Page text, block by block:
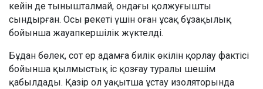
кейін де тынышталмай, ондағы қолжуғышты
сындырған. Осы әрекеті үшін оған ұсақ бұзақылық
бойынша жауапкершілік жүктелді.
Бұдан бөлек, сот ер адамға билік өкілін қорлау фактісі
бойынша қылмыстық іс қозғау туралы шешім
қабылдады. Қазір ол уақытша ұстау изоляторында